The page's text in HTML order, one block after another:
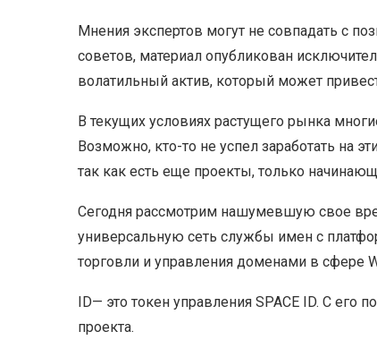
Мнения экспертов могут не совпадать с
советов, материал опубликован
волатильный актив, который может
В текущих условиях растущего рынка
Возможно, кто-то не успел заработать на
так как есть еще проекты, только
Сегодня рассмотрим нашумевшую свое
универсальную сеть службы имен с
торговли и управления доменами в сфере
ID— это токен управления SPACE ID. С его
проекта.